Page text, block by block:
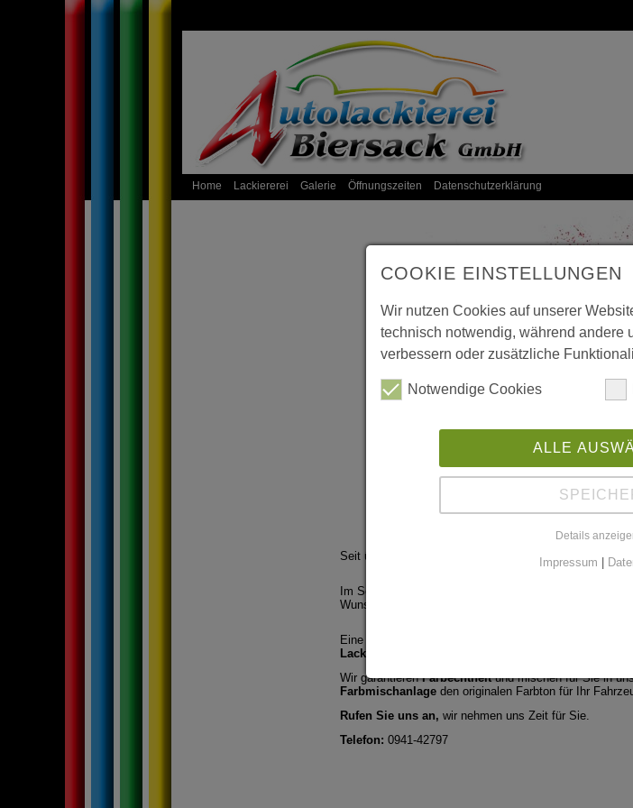
Home Lackiererei Galerie Öffnungszeiten Datenschutzerklärung
Herzlich willkommen auf
Lackiererei
Seit über sind wir Ihr Fachbetrieb für
Im Schadensfall nehmen wir Ausbesserungen und
Wunsch direkt mit der Versicherung ab.
Eine schnelle,
und preiswerte
Lackierbetrieb Biersack
Wir garantierenFarbechtheitund mischen für Sie in
Farbmischanlage den originalen Farbton für Ihr
Rufen Sie uns an, wir nehmen uns Zeit für Sie.
Telefon: 0941-42797
COOKIE EINSTELLUNGEN
Wir nutzen Cookies auf unserer
technisch notwendig, während andere
verbessern oder zusätzliche
Notwendige Cookies
ALLE
Details
Impressum